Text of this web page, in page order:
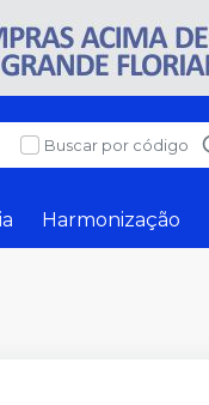
Buscar por código
Harmonização